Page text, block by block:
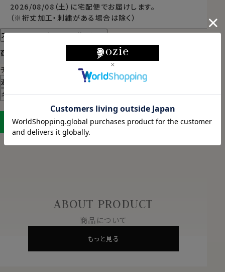
2026/08/08（土） に宅配便 でお届けします。
（※裄丈加工・刺繍がある場合は除く）
スタイル・サイズについて詳しく見る
商品についてのお問い合わせ
チャットでお問い合わせ
返品・交換について
ギフトラッピングについて
LINEに保存する
ABOUT PRODUCT
商品について
もっと見る